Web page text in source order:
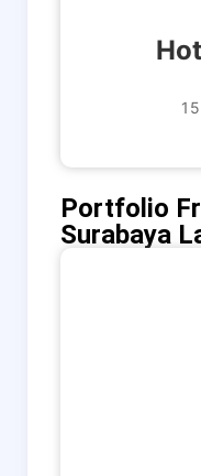
Portfolio
Surabaya